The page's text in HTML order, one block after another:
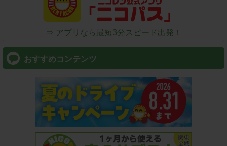
⇒ アプリなら最短3分スピード出発！
おすすめコンテンツ